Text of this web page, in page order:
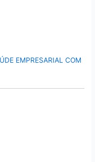
EMPRESARIAL COM